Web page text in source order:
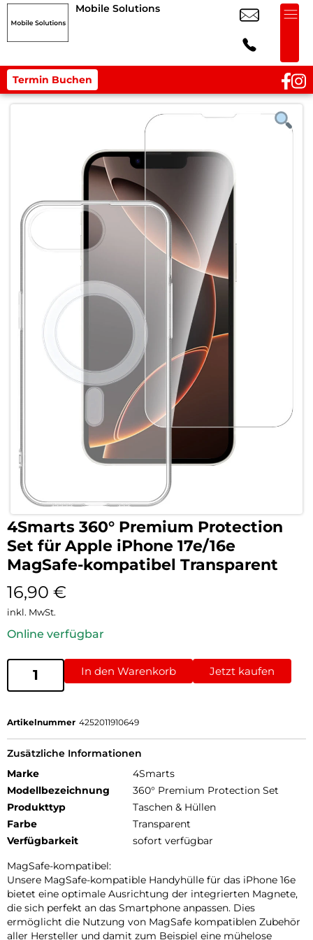
Mobile Solutions
Termin Buchen
4Smarts 360° Premium Protection
Set für Apple iPhone 17e/16e
MagSafe-kompatibel Transparent
16,90 €
inkl. MwSt.
Online verfügbar
In den Warenkorb Jetzt kaufen
Artikelnummer 4252011910649
Zusätzliche Informationen
Marke
4Smarts
Modellbezeichnung
360° Premium Protection Set
Produkttyp
Taschen & Hüllen
Farbe
Transparent
Verfügbarkeit
sofort verfügbar
MagSafe-kompatibel:
Unsere MagSafe-kompatible Handyhülle für das iPhone 16e
bietet eine optimale Ausrichtung der integrierten Magnete,
die sich perfekt an das Smartphone anpassen. Dies
ermöglicht die Nutzung von MagSafe kompatiblen Zubehör
aller Hersteller und damit zum Beispiel eine mühelose